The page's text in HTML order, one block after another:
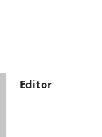
Editor